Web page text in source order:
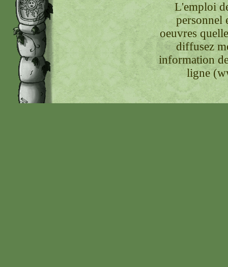
L'emploi
personnel
oeuvres
diffusez
information
ligne